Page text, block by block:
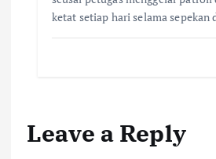
ketat setiap hari selama
Leave a Reply